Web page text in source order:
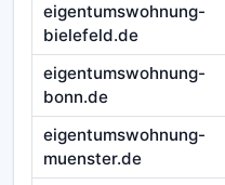
eigentumswohnung-
bielefeld.de
eigentumswohnung-
bonn.de
eigentumswohnung-
muenster.de